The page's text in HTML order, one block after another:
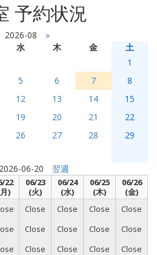
予約状況
2026-08
»
水 木 金
土
1
5 6 7
8
12 13 14
15
19 20 21
22
26 27 28
29
2026-06-20 翌週
22
)
06/23
(火)
06/24
(水)
06/25
(木)
06/26
(金)
Close Close Close
Close
Close Close Close
Close
Close Close Close
Close